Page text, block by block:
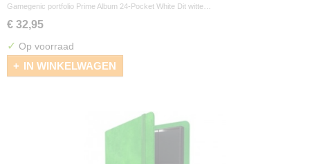
Gamegenic portfolio Prime Album 24-Pocket White Dit witte…
€ 32,95
✓ Op voorraad
IN WINKELWAGEN